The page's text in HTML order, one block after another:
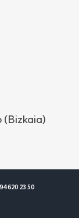
620 23 50